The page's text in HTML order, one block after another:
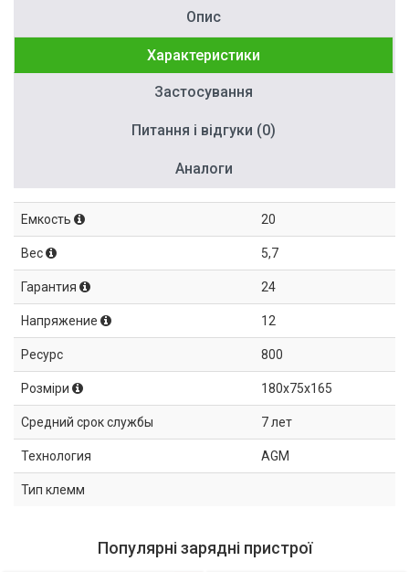
Опис
Характеристики
Застосування
Питання і відгуки (0)
Аналоги
Емкость 20
Вес 5,7
Гарантия 24
Напряжение 12
Ресурс 800
Розміри 180x75x165
Средний срок службы 7 лет
Технология AGM
Тип клемм
Популярні зарядні пристрої